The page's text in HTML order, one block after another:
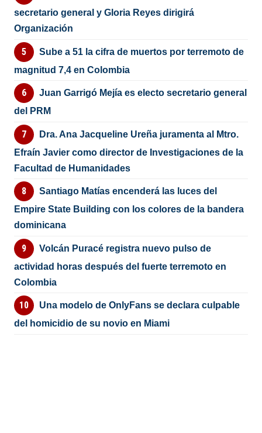
secretario general y Gloria Reyes dirigirá
Organización
Sube a 51 la cifra de muertos por terremoto de
magnitud 7,4 en Colombia
Juan Garrigó Mejía es electo secretario general
del PRM
Dra. Ana Jacqueline Ureña juramenta al Mtro.
Efraín Javier como director de Investigaciones de la
Facultad de Humanidades
Santiago Matías encenderá las luces del
Empire State Building con los colores de la bandera
dominicana
Volcán Puracé registra nuevo pulso de
actividad horas después del fuerte terremoto en
Colombia
Una modelo de OnlyFans se declara culpable
del homicidio de su novio en Miami